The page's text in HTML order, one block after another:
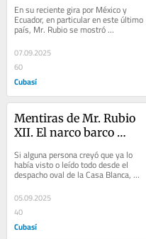
En su reciente gira por México y
Ecuador, en particular en este último
país, Mr. Rubio se mostró
francamente fuera de quicio,
simplemente por las...
07.09.2025
60
Cubasí
Mentiras de Mr. Rubio
XII. El narco barco
Si alguna persona creyó que ya lo
había visto o leído todo desde el
despacho oval de la Casa Blanca,
ahora pudo haberse sorprendido con
la última...
05.09.2025
40
Cubasí